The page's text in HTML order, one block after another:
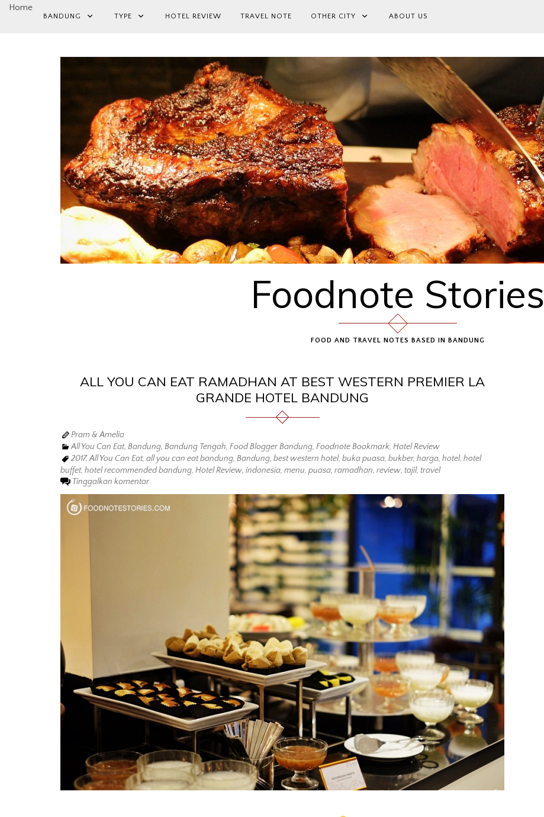
Home
BANDUNG TYPE HOTEL REVIEW TRAVEL NOTE OTHER CITY ABOUT US
Foodnote Stories
FOOD AND TRAVEL NOTES BASED IN BANDUNG
ALL YOU CAN EAT RAMADHAN AT BEST WESTERN PREMIER LA
GRANDE HOTEL BANDUNG
Pram & Amelia
All You Can Eat, Bandung, Bandung Tengah, Food Blogger Bandung, Foodnote Bookmark, Hotel Review
2017,All You Can Eat, all you can eat bandung, Bandung, best western hotel, buka puasa, bukber, harga, hotel, hotel
buffet, hotel recommended bandung, Hotel Review, indonesia, menu, puasa, ramadhan, review, tajil, travel
Tinggalkan komentar